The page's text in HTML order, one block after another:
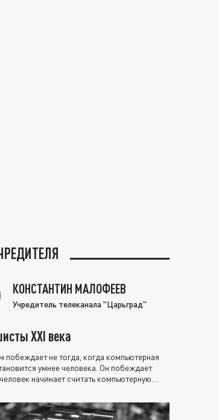
КОНСТАНТИН МАЛОФЕЕВ
Учредитель телеканала "Царьград"
XXI века
побеждает не тогда, когда компьютерная
умнее человека. Он побеждает
начинает считать компьютерную